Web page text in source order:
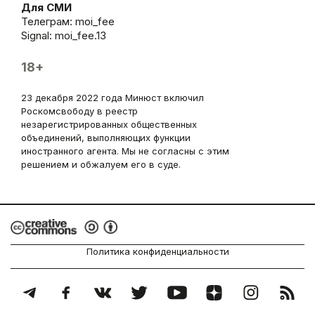
Для СМИ
Телеграм: moi_fee
Signal: moi_fee.13
18+
23 декабря 2022 года Минюст включил
Роскомсвободу в реестр
незарегистрированных общественных
объединений, выполняющих функции
иностранного агента. Мы не согласны с этим
решением и обжалуем его в суде.
Политика конфиденциальности